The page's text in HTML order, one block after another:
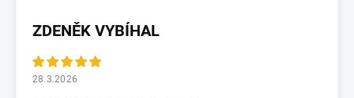
ZDENĚK VYBÍHAL
28.3.2026